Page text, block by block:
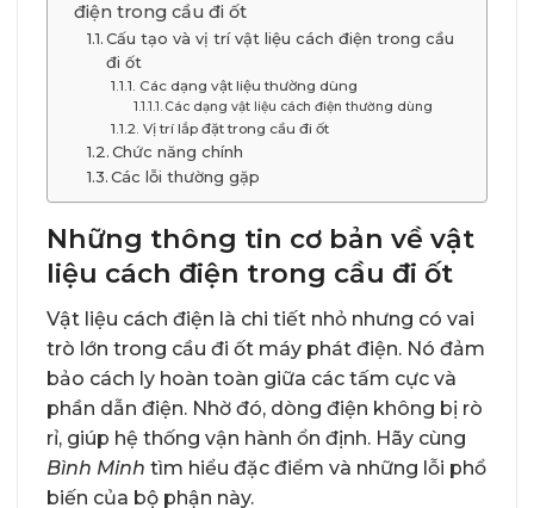
điện trong cầu đi ốt
Cấu tạo và vị trí vật liệu cách điện trong cầu
đi ốt
Các dạng vật liệu thường dùng
Các dạng vật liệu cách điện thường dùng
Vị trí lắp đặt trong cầu đi ốt
Chức năng chính
Các lỗi thường gặp
Những thông tin cơ bản về vật
liệu cách điện trong cầu đi ốt
Vật liệu cách điện là chi tiết nhỏ nhưng có vai
trò lớn trong cầu đi ốt máy phát điện. Nó đảm
bảo cách ly hoàn toàn giữa các tấm cực và
phần dẫn điện. Nhờ đó, dòng điện không bị rò
rỉ, giúp hệ thống vận hành ổn định. Hãy cùng
Bình Minh tìm hiểu đặc điểm và những lỗi phổ
biến của bộ phận này.